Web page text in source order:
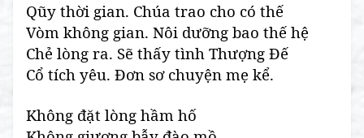
Qũy thời gian. Chúa trao cho có thế
Vòm không gian. Nôi dưỡng bao thế hệ
Chẻ lòng ra. Sẽ thấy tình Thượng Đế
Cổ tích yêu. Đơn sơ chuyện mẹ kể.
Không đặt lòng hầm hố